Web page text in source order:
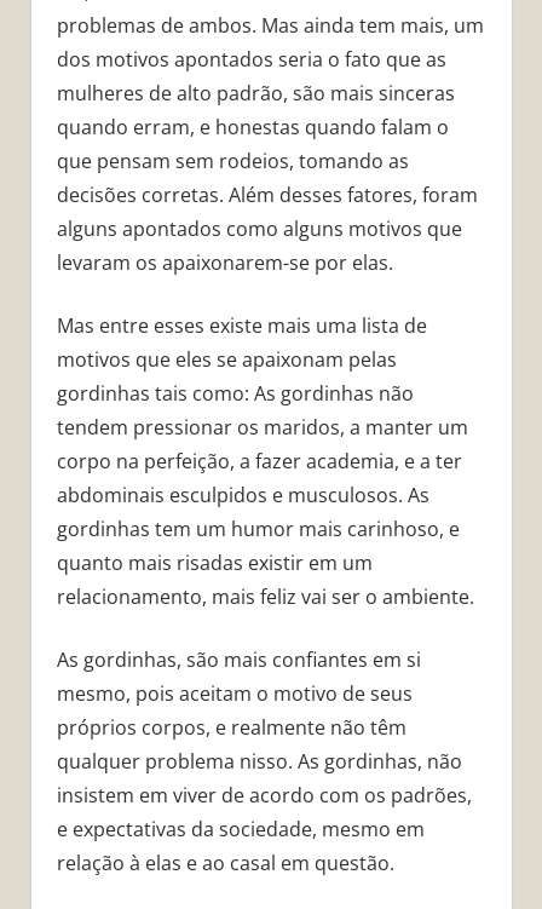
problemas de ambos. Mas ainda tem mais, um
dos motivos apontados seria o fato que as
mulheres de alto padrão, são mais sinceras
quando erram, e honestas quando falam o
que pensam sem rodeios, tomando as
decisões corretas. Além desses fatores, foram
alguns apontados como alguns motivos que
levaram os apaixonarem-se por elas.
Mas entre esses existe mais uma lista de
motivos que eles se apaixonam pelas
gordinhas tais como: As gordinhas não
tendem pressionar os maridos, a manter um
corpo na perfeição, a fazer academia, e a ter
abdominais esculpidos e musculosos. As
gordinhas tem um humor mais carinhoso, e
quanto mais risadas existir em um
relacionamento, mais feliz vai ser o ambiente.
As gordinhas, são mais confiantes em si
mesmo, pois aceitam o motivo de seus
próprios corpos, e realmente não têm
qualquer problema nisso. As gordinhas, não
insistem em viver de acordo com os padrões,
e expectativas da sociedade, mesmo em
relação à elas e ao casal em questão.